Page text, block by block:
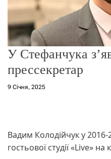
У Стефанчука
прессекретар
9 Січня, 2025
Вадим Колодійчук у
гостьової студії «Live» на